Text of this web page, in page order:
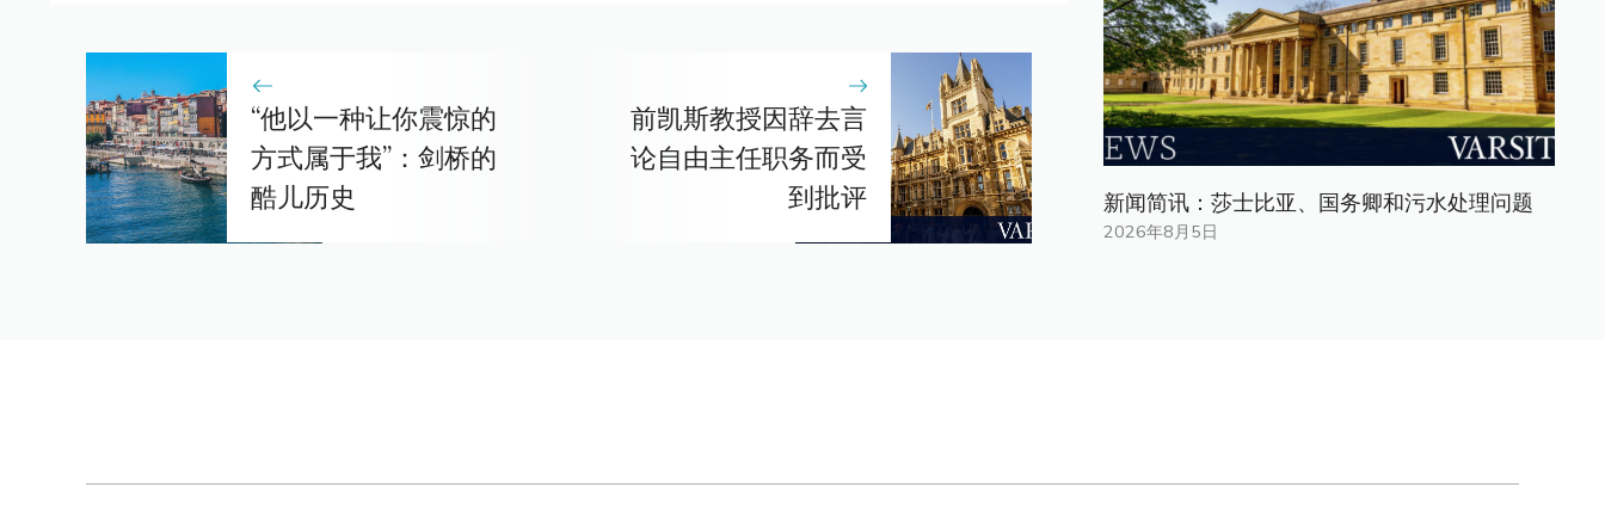
“他以一种让你震惊的
方式属于我”：剑桥的
酷儿历史
前凯斯教授因辞去言
论自由主任职务而受
到批评
新闻简讯：莎士比亚、国务卿和污水处理问题
2026年8月5日